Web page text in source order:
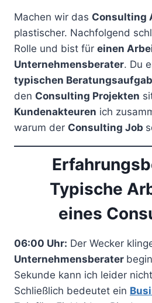
Machen wir das Consulting
plastischer. Nachfolgend
Rolle und bist für einen
Unternehmensberater. Du
typischen
den Consulting Projekten
Kundenakteuren ich
warum der Consulting Job
Typische
eines
06:00 Uhr: Der Wecker
Unternehmensberater
Sekunde kann ich leider
Schließlich bedeutet ein